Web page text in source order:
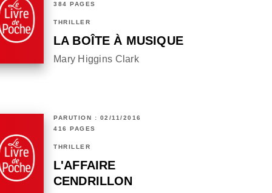
384 PAGES
THRILLER
LA BOÎTE À MUSIQUE
Mary Higgins Clark
PARUTION : 02/11/2016
416 PAGES
THRILLER
L'AFFAIRE
CENDRILLON